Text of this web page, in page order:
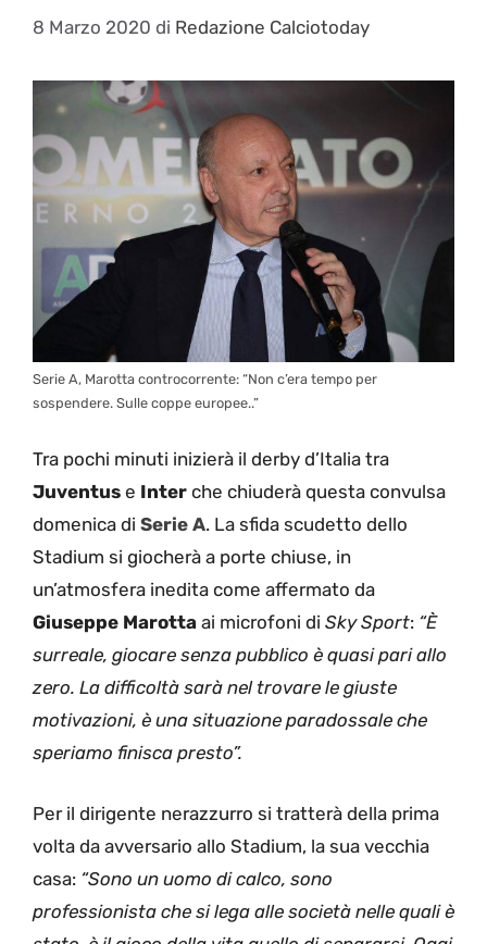
8 Marzo 2020 di Redazione Calciotoday
Serie A, Marotta controcorrente: “Non c’era tempo per
sospendere. Sulle coppe europee..”
Tra pochi minuti inizierà il derby d’Italia tra
Juventus e Inter che chiuderà questa convulsa
domenica di Serie A. La sfida scudetto dello
Stadium si giocherà a porte chiuse, in
un’atmosfera inedita come affermato da
Giuseppe Marotta ai microfoni di Sky Sport: “È
surreale, giocare senza pubblico è quasi pari allo
zero. La difficoltà sarà nel trovare le giuste
motivazioni, è una situazione paradossale che
speriamo finisca presto”.
Per il dirigente nerazzurro si tratterà della prima
volta da avversario allo Stadium, la sua vecchia
casa: “Sono un uomo di calco, sono
professionista che si lega alle società nelle quali è